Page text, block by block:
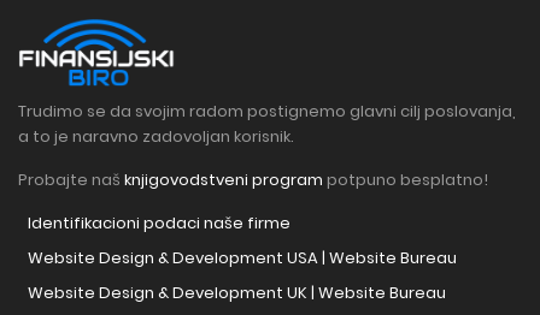
Trudimo se da svojim radom postignemo glavni cilj poslovanja,
a to je naravno zadovoljan korisnik.
Probajte naš knjigovodstveni program potpuno besplatno!
Identifikacioni podaci naše firme
Website Design & Development USA | Website Bureau
Website Design & Development UK | Website Bureau